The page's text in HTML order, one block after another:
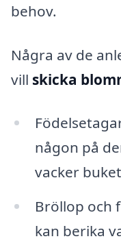
behov.
Några av de
vill skicka
någon på
vacker
Bröllop och
kan berika